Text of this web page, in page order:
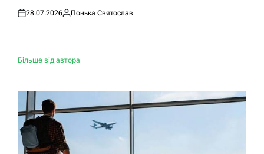
Оприлюднено
28.07.2026
Опубліковано
Понька Святослав
Більше від автора